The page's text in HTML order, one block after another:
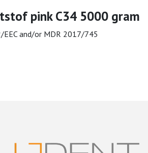
pink C34 5000 gram
and/or MDR 2017/745